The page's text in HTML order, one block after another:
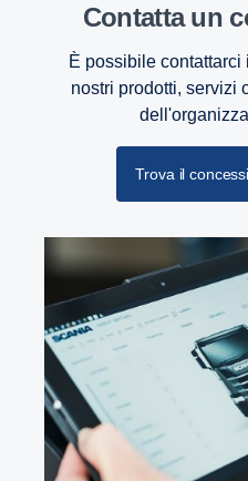
Contatta un
È possibile
nostri prodotti, servizi
Trova il